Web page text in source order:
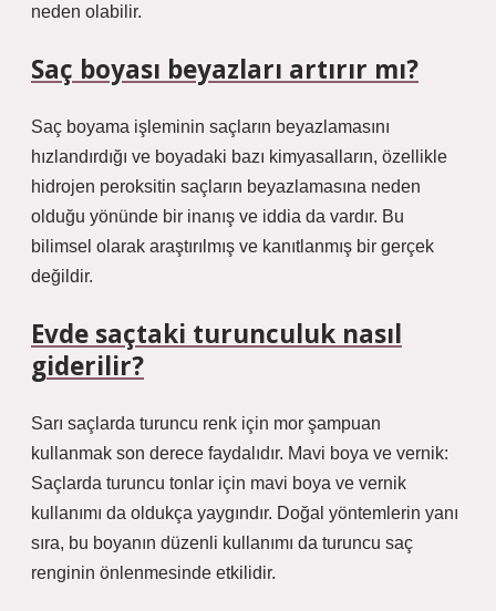
neden olabilir.
Saç boyası beyazları artırır mı?
Saç boyama işleminin saçların beyazlamasını
hızlandırdığı ve boyadaki bazı kimyasalların, özellikle
hidrojen peroksitin saçların beyazlamasına neden
olduğu yönünde bir inanış ve iddia da vardır. Bu
bilimsel olarak araştırılmış ve kanıtlanmış bir gerçek
değildir.
Evde saçtaki turunculuk nasıl
giderilir?
Sarı saçlarda turuncu renk için mor şampuan
kullanmak son derece faydalıdır. Mavi boya ve vernik:
Saçlarda turuncu tonlar için mavi boya ve vernik
kullanımı da oldukça yaygındır. Doğal yöntemlerin yanı
sıra, bu boyanın düzenli kullanımı da turuncu saç
renginin önlenmesinde etkilidir.